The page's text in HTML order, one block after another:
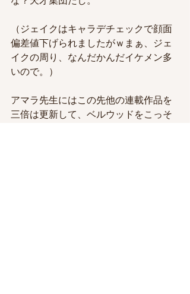
（ジェイクはキャラデチェックで顔面
偏差値下げられましたがｗまぁ、ジェ
イクの周り、なんだかんだイケメン多
いので。）
アマラ先生にはこの先他の連載作品を
三倍は更新して、ベルウッドをこっそ